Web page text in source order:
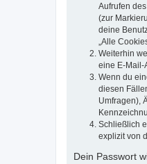
Aufrufen
(zur
deine
„Alle
Weiterhin
eine E-Mail-
Wenn du
diesen
Umfragen),
Schließlich
explizit von
Dein Passwort